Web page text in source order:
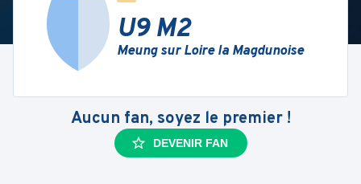
U9 M2
Meung sur Loire la Magdunoise
Aucun fan, soyez le premier !
DEVENIR FAN